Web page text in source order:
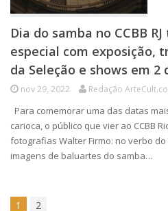
Dia do samba no CCBB
especial com exposição,
da Seleção e shows em 2
nov 29, 2022 Redação
Para comemorar uma das datas
carioca, o público que vier ao CCBB
fotografias Walter Firmo: no verbo
imagens de baluartes do samba…
1 2